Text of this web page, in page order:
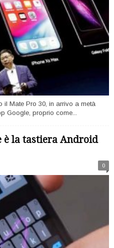
il Mate Pro 30, in arrivo a metà
Google, proprio come...
è la tastiera Android
0